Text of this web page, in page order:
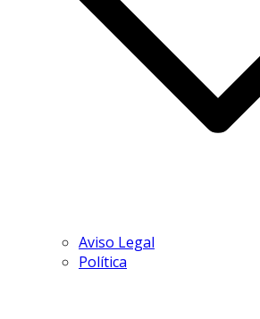
Aviso Legal
Política